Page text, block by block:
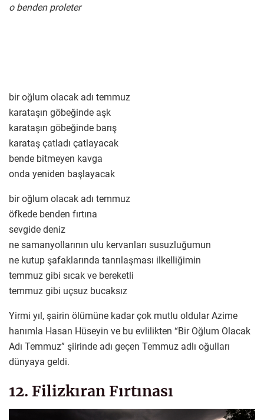
o benden proleter
bir oğlum olacak adı temmuz
karataşın göbeğinde aşk
karataşın göbeğinde barış
karataş çatladı çatlayacak
bende bitmeyen kavga
onda yeniden başlayacak
bir oğlum olacak adı temmuz
öfkede benden fırtına
sevgide deniz
ne samanyollarının ulu kervanları susuzluğumun
ne kutup şafaklarında tanrılaşması ilkelliğimin
temmuz gibi sıcak ve bereketli
temmuz gibi uçsuz bucaksız
Yirmi yıl, şairin ölümüne kadar çok mutlu oldular Azime
hanımla Hasan Hüseyin ve bu evlilikten “Bir Oğlum Olacak
Adı Temmuz” şiirinde adı geçen Temmuz adlı oğulları
dünyaya geldi.
12. Filizkıran Fırtınası